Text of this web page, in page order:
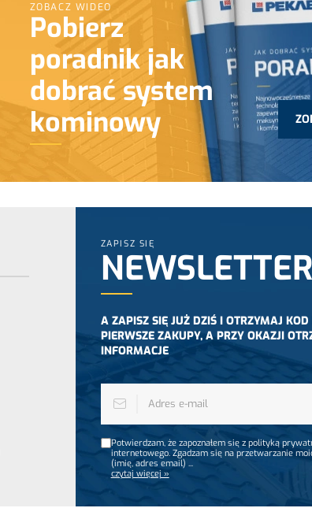
ZOBACZ WIDEO
Pobierz
poradnik jak
dobrać system
kominowy
ZAPISZ SIĘ
NEWSLETTER
A ZAPISZ SIĘ JUŻ DZIŚ I OTRZYMAJ
PIERWSZE ZAKUPY, A PRZY OKAZJI
INFORMACJE
Potwierdzam, że zapoznałem się z polityką
internetowego. Zgadzam się na przetwarzanie
(imię, adres email) ...
czytaj więcej »